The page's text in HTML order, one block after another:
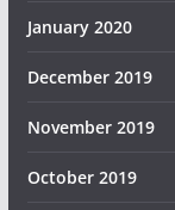
January 2020
December 2019
November 2019
October 2019